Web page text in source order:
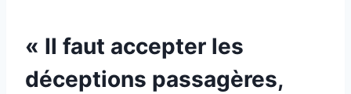
« Il faut accepter les
déceptions passagères,